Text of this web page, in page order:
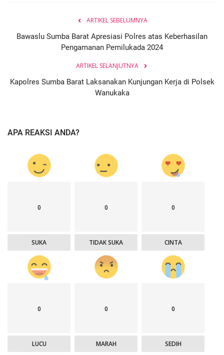
ARTIKEL SEBELUMNYA
Bawaslu Sumba Barat Apresiasi Polres atas Keberhasilan
Pengamanan Pemilukada 2024
ARTIKEL SELANJUTNYA
Kapolres Sumba Barat Laksanakan Kunjungan Kerja di Polsek
Wanukaka
APA REAKSI ANDA?
0
SUKA
0
TIDAK SUKA
0
CINTA
0
LUCU
0
MARAH
0
SEDIH